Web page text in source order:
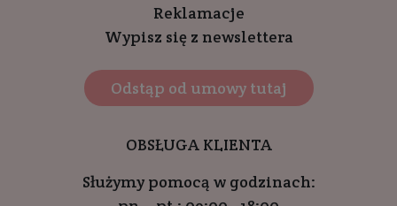
Reklamacje
Wypisz się z newslettera
Odstąp od umowy tutaj
OBSŁUGA KLIENTA
Służymy pomocą w godzinach: